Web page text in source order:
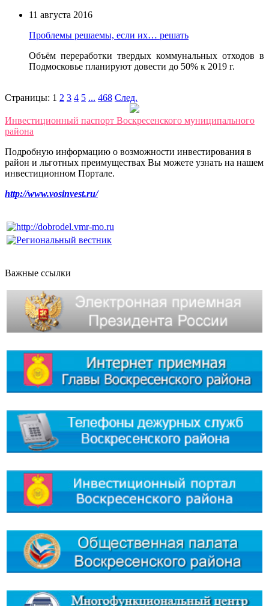
11 августа 2016
Проблемы решаемы, если их… решать
Объём переработки твердых коммунальных отходов в
Подмосковье планируют довести до 50% к 2019 г.
Страницы: 1 2 3 4 5 ... 468 След.
Инвестиционный паспорт Воскресенского муниципального
района
Подробную информацию о возможности инвестирования в
район и льготных преимуществах Вы можете узнать на нашем
инвестиционном Портале.
http://www.vosinvest.ru/
Важные ссылки